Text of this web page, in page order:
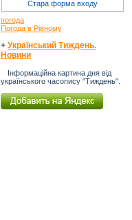
Стара форма входу
погода
Погода в Рівному
+ Український Тиждень.
Новини
Інформаційна картина дня від
українського часопису "Тиждень".